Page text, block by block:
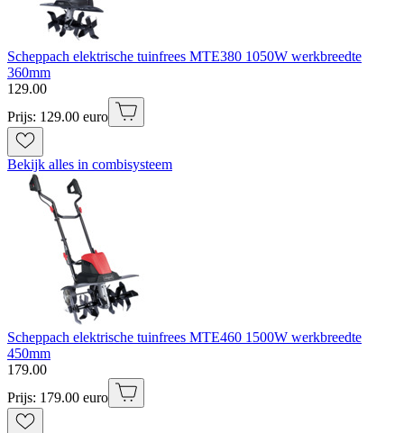
Scheppach elektrische tuinfrees MTE380 1050W werkbreedte
360mm
129.00
Prijs: 129.00 euro
Bekijk alles in combisysteem
Scheppach elektrische tuinfrees MTE460 1500W werkbreedte
450mm
179.00
Prijs: 179.00 euro